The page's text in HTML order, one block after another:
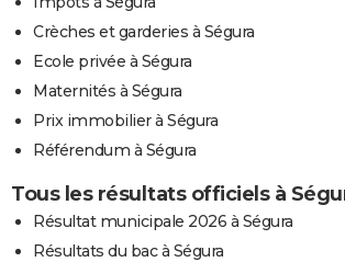
Crèches et garderies à Ségura
Ecole privée à Ségura
Maternités à Ségura
Prix immobilier à Ségura
Référendum à Ségura
Tous les résultats officiels à
Résultat municipale 2026 à Ségura
Résultats du bac à Ségura